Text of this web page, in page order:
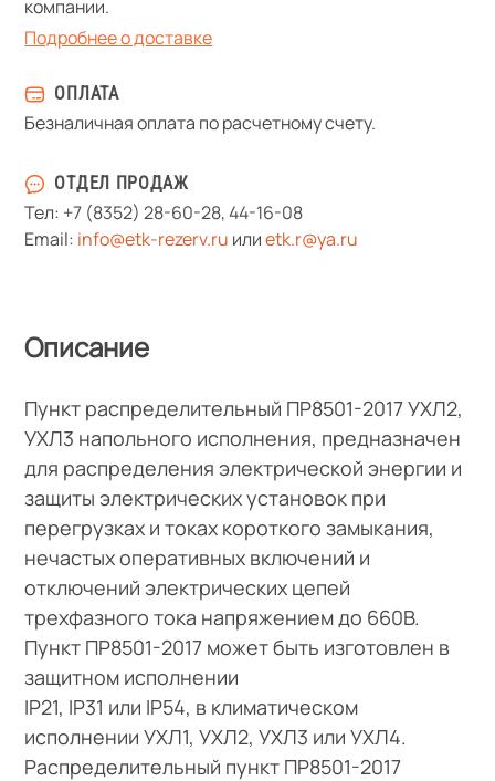
компании.
Подробнее о доставке
ОПЛАТА
Безналичная оплата по расчетному счету.
ОТДЕЛ ПРОДАЖ
Тел: +7 (8352) 28-60-28,44-16-08
Email: info@etk-rezerv.ru илиetk.r@ya.ru
Описание
Пункт распределительный ПР8501-2017 УХЛ2,
УХЛ3 напольного исполнения, предназначен
для распределения электрической энергии и
защиты электрических установок при
перегрузках и токах короткого замыкания,
нечастых оперативных включений и
отключений электрических цепей
трехфазного тока напряжением до 660В.
Пункт ПР8501-2017 может быть изготовлен в
защитном исполнении
IP21, IP31 или IP54, в климатическом
исполнении УХЛ1, УХЛ2, УХЛ3 или УХЛ4.
Распределительный пункт ПР8501-2017